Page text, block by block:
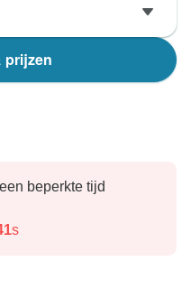
prijzen
beperkte tijd
s